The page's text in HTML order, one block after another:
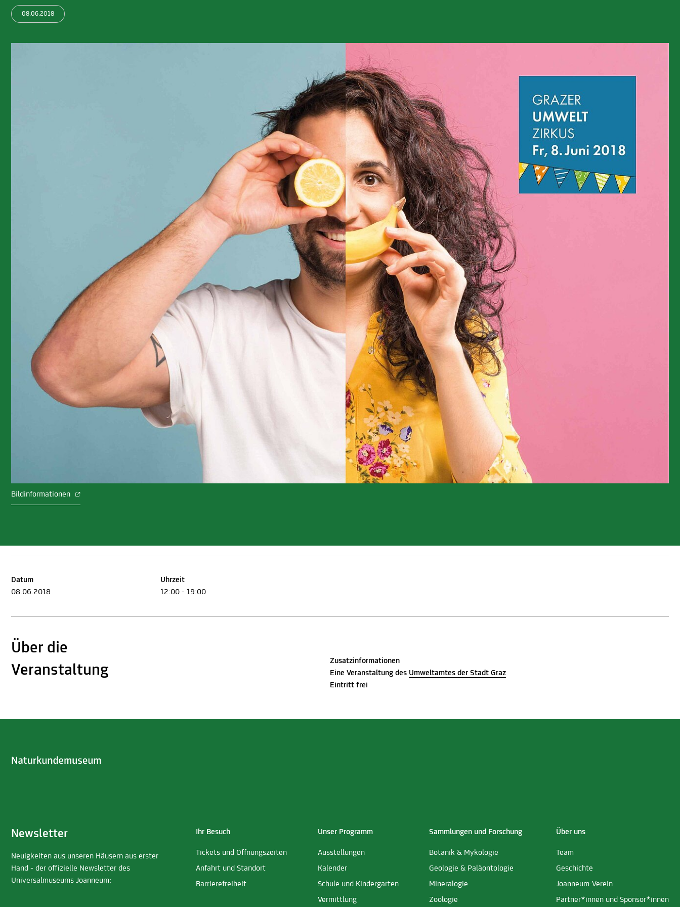
08.06.2018
Bildinformationen
Datum
08.06.2018
Uhrzeit
12:00 - 19:00
Über die
Veranstaltung
Zusatzinformationen
Eine Veranstaltung des Umweltamtes der Stadt Graz
Eintritt frei
Newsletter
Neuigkeiten aus unseren Häusern aus erster
Hand - der offizielle Newsletter des
Universalmuseums Joanneum:
Ihr Besuch
Tickets und Öffnungszeiten
Anfahrt und Standort
Barrierefreiheit
Unser Programm
Ausstellungen
Kalender
Schule und Kindergarten
Vermittlung
Sammlungen und Forschung
Botanik & Mykologie
Geologie & Paläontologie
Mineralogie
Zoologie
Über uns
Team
Geschichte
Joanneum-Verein
Partner*innen und Sponsor*innen